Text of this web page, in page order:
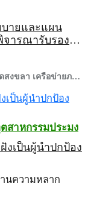
ายและแผน
ารณารับรอง
งความหลาก
ขตพื้นที่คุ้มครอง
สงขลา เครือข่ายภาค
สาหกรรมประมง
งเป็นผู้นำปกป้อง
นความหลาก